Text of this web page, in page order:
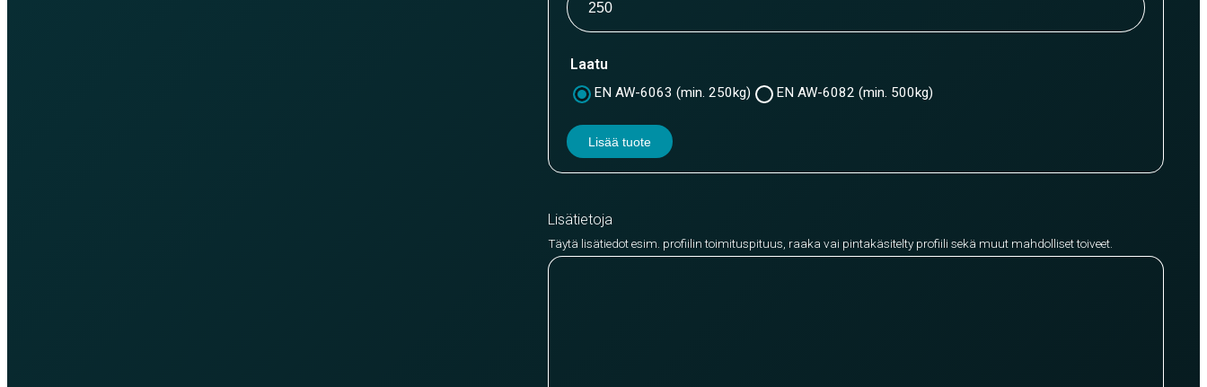
Laatu
EN AW-6063 (min. 250kg) EN AW-6082 (min. 500kg)
Lisää tuote
Lisätietoja
Täytä lisätiedot esim. profiilin toimituspituus, raaka vai pintakäsitelty profiili sekä muut mahdolliset toiveet.